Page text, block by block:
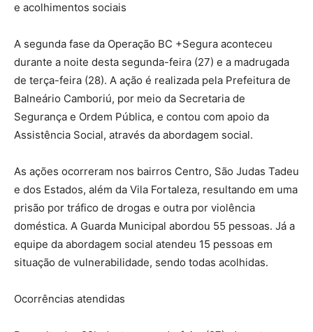
e acolhimentos sociais
A segunda fase da Operação BC +Segura aconteceu
durante a noite desta segunda-feira (27) e a madrugada
de terça-feira (28). A ação é realizada pela Prefeitura de
Balneário Camboriú, por meio da Secretaria de
Segurança e Ordem Pública, e contou com apoio da
Assistência Social, através da abordagem social.
As ações ocorreram nos bairros Centro, São Judas Tadeu
e dos Estados, além da Vila Fortaleza, resultando em uma
prisão por tráfico de drogas e outra por violência
doméstica. A Guarda Municipal abordou 55 pessoas. Já a
equipe da abordagem social atendeu 15 pessoas em
situação de vulnerabilidade, sendo todas acolhidas.
Ocorrências atendidas